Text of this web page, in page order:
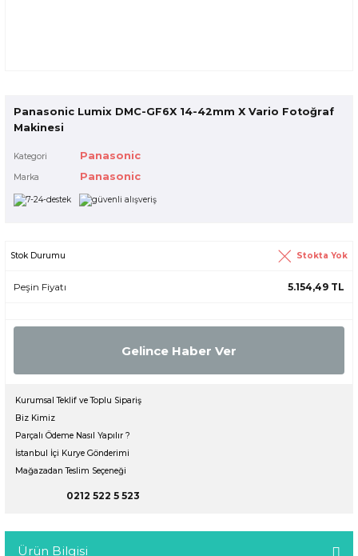
Panasonic Lumix DMC-GF6X 14-42mm X Vario Fotoğraf
Makinesi
Kategori Panasonic
Marka Panasonic
Stok Durumu Stokta Yok
Peşin Fiyatı 5.154,49 TL
Gelince Haber Ver
Kurumsal Teklif ve Toplu Sipariş
Biz Kimiz
Parçalı Ödeme Nasıl Yapılır ?
İstanbul İçi Kurye Gönderimi
Mağazadan Teslim Seçeneği
0212 522 5 523
Ürün Bilgisi